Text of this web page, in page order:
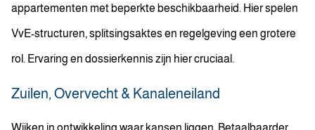
appartementen met beperkte beschikbaarheid. Hier spelen
VvE-structuren, splitsingsaktes en regelgeving een grotere
rol. Ervaring en dossierkennis zijn hier cruciaal.
Zuilen, Overvecht & Kanaleneiland
Wijken in ontwikkeling waar kansen liggen. Betaalbaarder